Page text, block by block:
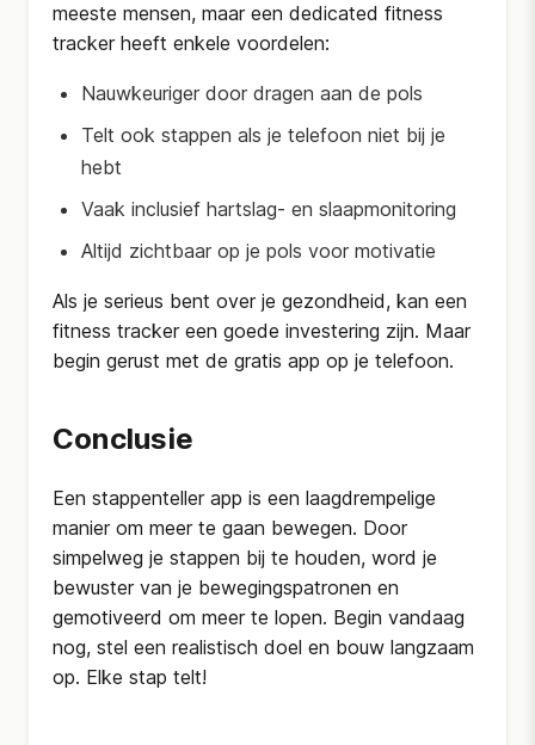
meeste mensen, maar een dedicated fitness
tracker heeft enkele voordelen:
Nauwkeuriger door dragen aan de pols
Telt ook stappen als je telefoon niet bij je
hebt
Vaak inclusief hartslag- en slaapmonitoring
Altijd zichtbaar op je pols voor motivatie
Als je serieus bent over je gezondheid, kan een
fitness tracker een goede investering zijn. Maar
begin gerust met de gratis app op je telefoon.
Conclusie
Een stappenteller app is een laagdrempelige
manier om meer te gaan bewegen. Door
simpelweg je stappen bij te houden, word je
bewuster van je bewegingspatronen en
gemotiveerd om meer te lopen. Begin vandaag
nog, stel een realistisch doel en bouw langzaam
op. Elke stap telt!